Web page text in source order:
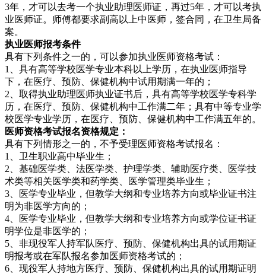
3年，才可以去考一个执业助理医师证，再过5年，才可以考执
业医师证。师傅都要求副高以上中医师，签合同，在卫生局备
案。
执业医师报考条件
具有下列条件之一的，可以参加执业医师资格考试：
1、具有高等学校医学专业本科以上学历，在执业医师指导
下，在医疗、预防、保健机构中试用期满一年的；
2、取得执业助理医师执业证书后，具有高等学校医学专科学
历，在医疗、预防、保健机构中工作满二年；具有中等专业学
校医学专业学历，在医疗、预防、保健机构中工作满五年的。
医师资格考试报名资格规定：
具有下列情形之一的，不予受理医师资格考试报名：
1、卫生职业高中毕业生；
2、基础医学类、法医学类、护理学类、辅助医疗类、医学技
术类等相关医学类和药学类、医学管理类毕业生；
3、医学专业毕业，但教学大纲和专业培养方向或毕业证书注
明为非医学方向的；
4、医学专业毕业，但教学大纲和专业培养方向或学位证书证
明学位是非医学的；
5、非现役军人持军队医疗、预防、保健机构出具的试用期证
明报考或在军队报名参加医师资格考试的；
6、现役军人持地方医疗、预防、保健机构出具的试用期证明